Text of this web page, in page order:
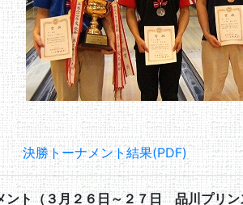
決勝トーナメント結果(PDF)
ト（３月２６日～２７日 品川プリン